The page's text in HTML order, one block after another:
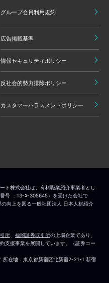
グループ会員利用規約
広告掲載基準
情報セキュリティポリシー
反社会的勢力排除ポリシー
カスタマーハラスメントポリシー